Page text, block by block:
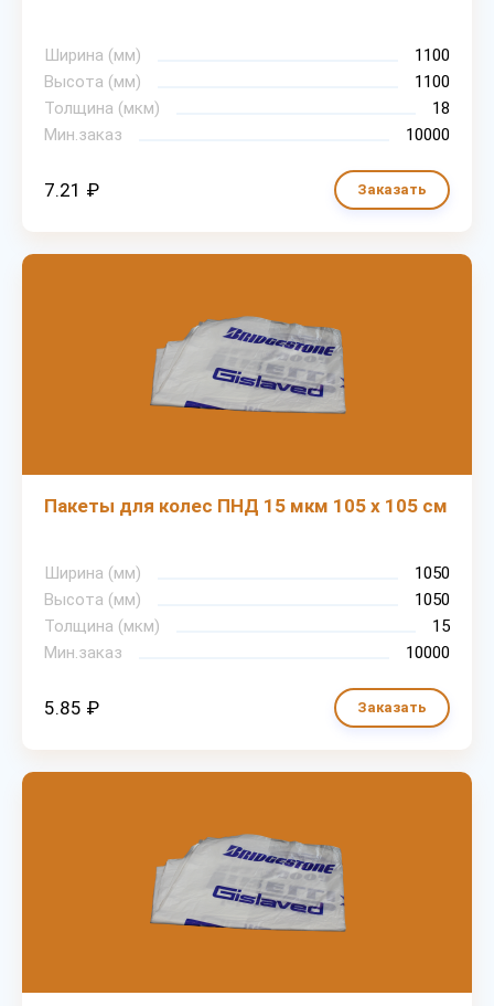
Ширина (мм)
1100
Высота (мм)
1100
Толщина (мкм)
18
Мин.заказ
10000
7.21 ₽ Заказать
Пакеты для колес ПНД 15 мкм 105 х 105 см
Ширина (мм)
1050
Высота (мм)
1050
Толщина (мкм)
15
Мин.заказ
10000
5.85 ₽ Заказать